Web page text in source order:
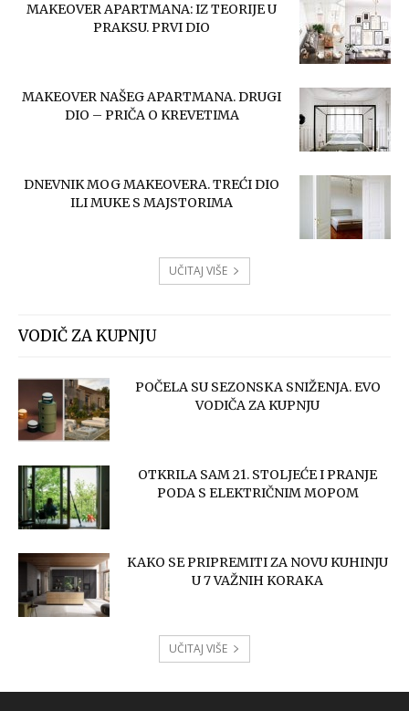
MAKEOVER APARTMANA: IZ TEORIJE U
PRAKSU. PRVI DIO
MAKEOVER NAŠEG APARTMANA. DRUGI
DIO – PRIČA O KREVETIMA
DNEVNIK MOG MAKEOVERA. TREĆI DIO
ILI MUKE S MAJSTORIMA
UČITAJ VIŠE
VODIČ ZA KUPNJU
POČELA SU SEZONSKA SNIŽENJA. EVO
VODIČA ZA KUPNJU
OTKRILA SAM 21. STOLJEĆE I PRANJE
PODA S ELEKTRIČNIM MOPOM
KAKO SE PRIPREMITI ZA NOVU KUHINJU
U 7 VAŽNIH KORAKA
UČITAJ VIŠE